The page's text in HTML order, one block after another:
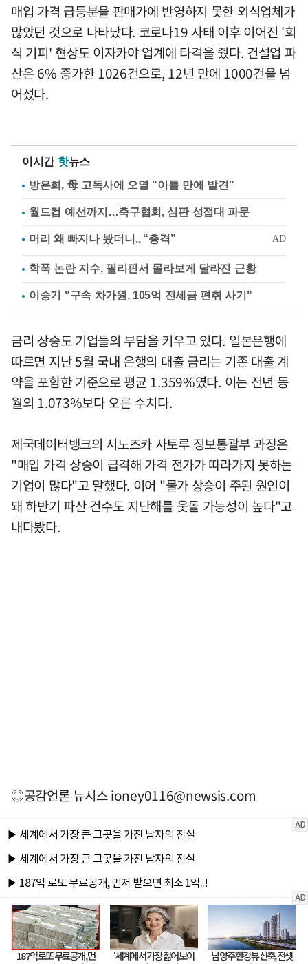
매입 가격 급등분을 판매가에 반영하지 못한 외식업체가
많았던 것으로 나타났다. 코로나19 사태 이후 이어진 '회
식 기피' 현상도 이자카야 업계에 타격을 줬다. 건설업 파
산은 6% 증가한 1026건으로, 12년 만에 1000건을 넘
어섰다.
이시간 핫뉴스
방은희, 母 고독사에 오열 "이틀 만에 발견"
월드컵 예선까지…축구협회, 심판 성접대 파문
학폭 논란 지수, 필리핀서 몰라보게 달라진 근황
이승기 "구속 차가원, 105억 전세금 편취 사기"
금리 상승도 기업들의 부담을 키우고 있다. 일본은행에
따르면 지난 5월 국내 은행의 대출 금리는 기존 대출 계
약을 포함한 기준으로 평균 1.359%였다. 이는 전년 동
월의 1.073%보다 오른 수치다.
제국데이터뱅크의 시노즈카 사토루 정보통괄부 과장은
"매입 가격 상승이 급격해 가격 전가가 따라가지 못하는
기업이 많다"고 말했다. 이어 "물가 상승이 주된 원인이
돼 하반기 파산 건수도 지난해를 웃돌 가능성이 높다"고
내다봤다.
◎공감언론 뉴시스ioney0116@newsis.com